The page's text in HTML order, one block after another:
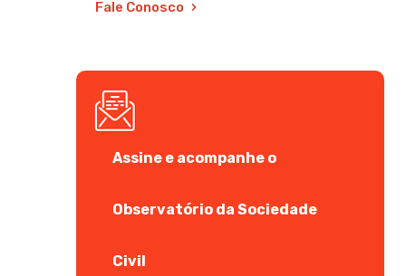
Fale Conosco
Assine e acompanhe o
Observatório da Sociedade
Civil